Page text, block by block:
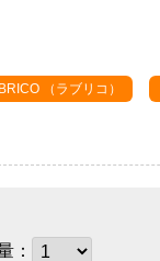
（ラブリコ）
：